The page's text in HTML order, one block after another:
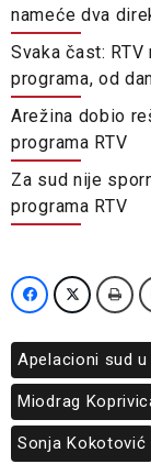
nameće dva
Svaka čast:
programa, od
Arežina dobio
programa RTV
Za sud nije
programa RTV
Apelacioni sud
Miodrag
Sonja Kokotović